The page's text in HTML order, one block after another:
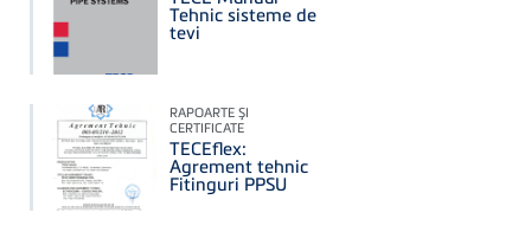
Tehnic sisteme de
tevi
RAPOARTE ŞI
CERTIFICATE
TECEflex:
Agrement tehnic
Fitinguri PPSU